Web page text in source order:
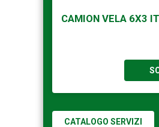
CAMION VELA 6X3
CATALOGO SERVIZI